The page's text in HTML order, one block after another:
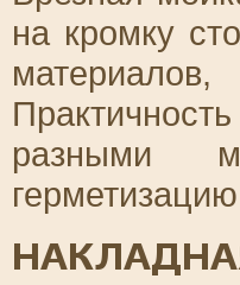
на кромку
разными